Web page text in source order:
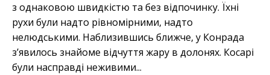
з однаковою швидкістю та без відпочинку. Їхні
рухи були надто рівномірними, надто
нелюдськими. Наблизившись ближче, у Конрада
з’явилось знайоме відчуття жару в долонях. Косарі
були насправді неживими...